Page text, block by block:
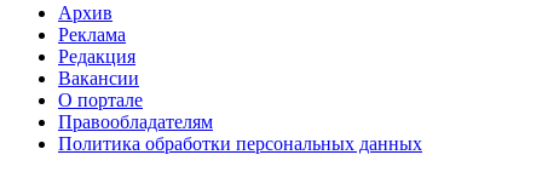
Архив
Реклама
Редакция
Вакансии
О портале
Правообладателям
Политика обработки персональных данных